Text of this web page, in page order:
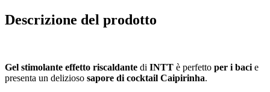
Descrizione del prodotto
Gel stimolante effetto riscaldante di INTT è perfetto per i baci e
presenta un delizioso sapore di cocktail Caipirinha.